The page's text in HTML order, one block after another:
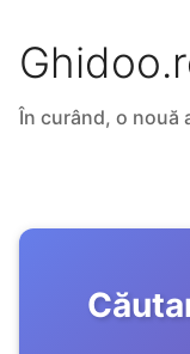
În curând, o nouă